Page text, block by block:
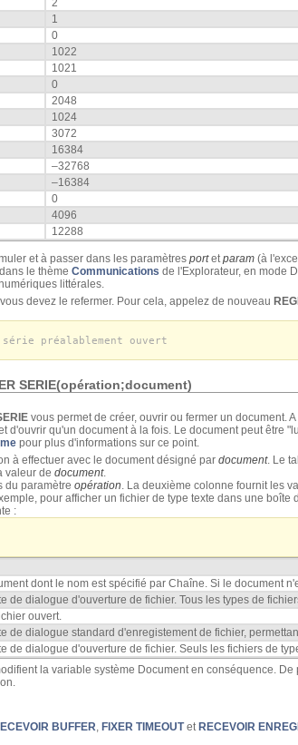
1
0
1022
1021
0
2048
1024
3072
16384
–32768
–16384
0
4096
12288
et à passer dans les paramètres portet param (à
le thème Communications de l'Explorateur, en mode
littérales.
devez le refermer. Pour cela, appelez de nouveau
série préalablement ouvert
SERIE(opération;document)
vous permet de créer, ouvrir ou fermer un document.
d'ouvrir qu'un document à la fois. Le document peut être
pour plus d'informations sur ce point.
à effectuer avec le document désigné par document. Le
valeur de document.
du paramètre opération . La deuxième colonne fournit les
pour afficher un fichier de type texte dans une boîte
:
dont le nom est spécifié par Chaîne. Si le document
de dialogue d'ouverture de fichier. Tous les types de
ouvert.
de dialogue standard d'enregistement de fichier,
de dialogue d'ouverture de fichier. Seuls les fichiers de
la variable système Document en conséquence.
BUFFER, FIXER TIMEOUTet RECEVOIR